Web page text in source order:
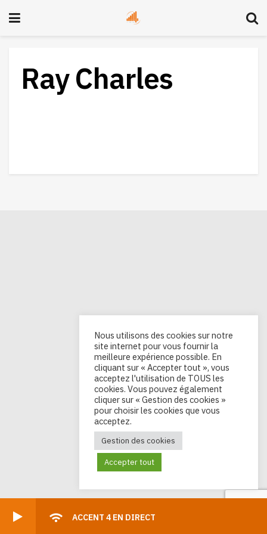
Ray Charles
Le producteur et musicien Quincy
Jones est décédé
ACCENT 4 EN DIRECT
Nous utilisons des cookies sur notre
site internet pour vous fournir la
meilleure expérience possible. En
cliquant sur « Accepter tout », vous
acceptez l'utilisation de TOUS les
cookies. Vous pouvez également
cliquer sur « Gestion des cookies »
pour choisir les cookies que vous
acceptez.
Gestion des cookies
Accepter tout